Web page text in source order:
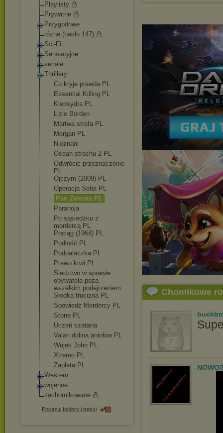
Playlisty
Prywatne
Przygodowe
różne (hasło 147)
Sci-Fi
Sensacyjne
seriale
Thrillery
Co kryje prawda PL
Essential Killing PL
Klepsydra PL
Lizie Borden
Martwa strefa PL
Morgan PL
Nieznani
Ocean strachu 2 PL
Odwrócić przeznaczenie
PL
Ojczym (2009) PL
Operacja Sofia PL
Pan Zemsta PL
Paranoja
Po sąsiedzku z
mordercą PL
Pociąg (1964) PL
Podłość PL
Podpalaczka PL
Prawo krwi PL
Śledztwo w sprawie
obywatela poza
wszelkim podejrzeniem
Słodka trucizna PL
Spowiedż Mordercy PL
Stone PL
Uczeń szatana
Valan dolina aniołów PL
Wujek John PL
Xtremo PL
Zapłata PL
Western
wojenne
zachomikowane
Pokazuj foldery i treści
Chomikowe